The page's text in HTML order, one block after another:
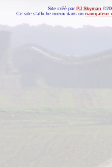
Site créé par PJ Skyman
Ce site s'affiche mieux dans unnavigateur